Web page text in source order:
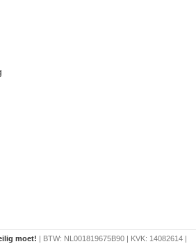
moet! | BTW: NL001819675B90 | KVK: 14082614 |